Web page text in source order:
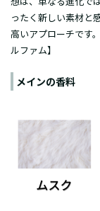
ったく新しい素材と
高いアプローチです
ルファム】
メインの香料